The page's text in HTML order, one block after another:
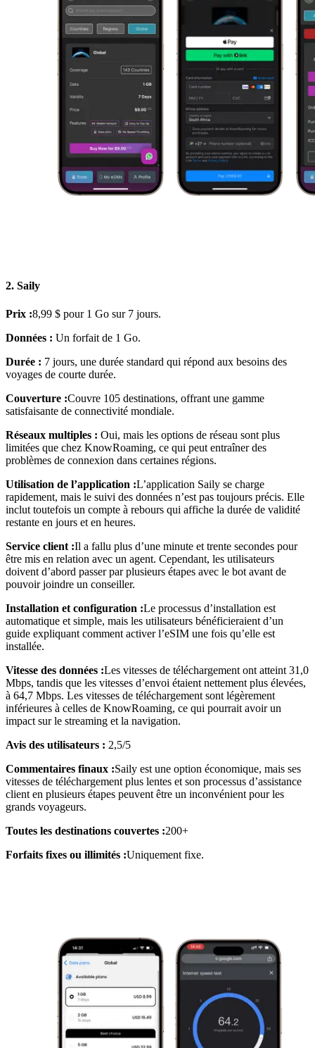
2. Saily
Prix :8,99 $ pour 1 Go sur 7 jours.
Données : Un forfait de 1 Go.
Durée : 7 jours, une durée standard qui répond aux besoins des
voyages de courte durée.
Couverture :Couvre 105 destinations, offrant une gamme
satisfaisante de connectivité mondiale.
Réseaux multiples : Oui, mais les options de réseau sont plus
limitées que chez KnowRoaming, ce qui peut entraîner des
problèmes de connexion dans certaines régions.
Utilisation de l’application :L’application Saily se charge
rapidement, mais le suivi des données n’est pas toujours précis. Elle
inclut toutefois un compte à rebours qui affiche la durée de validité
restante en jours et en heures.
Service client :Il a fallu plus d’une minute et trente secondes pour
être mis en relation avec un agent. Cependant, les utilisateurs
doivent d’abord passer par plusieurs étapes avec le bot avant de
pouvoir joindre un conseiller.
Installation et configuration :Le processus d’installation est
automatique et simple, mais les utilisateurs bénéficieraient d’un
guide expliquant comment activer l’eSIM une fois qu’elle est
installée.
Vitesse des données :Les vitesses de téléchargement ont atteint 31,0
Mbps, tandis que les vitesses d’envoi étaient nettement plus élevées,
à 64,7 Mbps. Les vitesses de téléchargement sont légèrement
inférieures à celles de KnowRoaming, ce qui pourrait avoir un
impact sur le streaming et la navigation.
Avis des utilisateurs : 2,5/5
Commentaires finaux :Saily est une option économique, mais ses
vitesses de téléchargement plus lentes et son processus d’assistance
client en plusieurs étapes peuvent être un inconvénient pour les
grands voyageurs.
Toutes les destinations couvertes :200+
Forfaits fixes ou illimités :Uniquement fixe.